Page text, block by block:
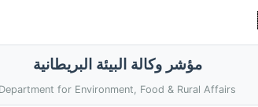
مؤشر وكالة البيئة البريطانية
Department for Environment, Food & Rural Affairs